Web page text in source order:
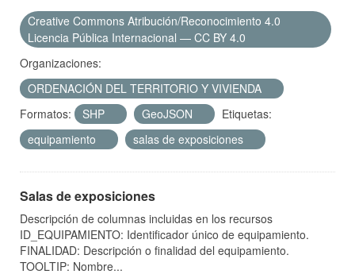
Creative Commons Atribución/Reconocimiento 4.0
Licencia Pública Internacional — CC BY 4.0
Organizaciones:
ORDENACIÓN DEL TERRITORIO Y VIVIENDA
Formatos:
SHP GeoJSON
Etiquetas:
equipamiento
salas de exposiciones
Salas de exposiciones
Descripción de columnas incluidas en los recursos
ID_EQUIPAMIENTO: Identificador único de equipamiento.
FINALIDAD: Descripción o finalidad del equipamiento.
TOOLTIP: Nombre...